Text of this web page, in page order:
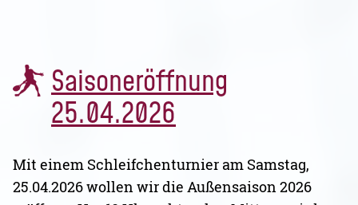
Saisoneröffnung
25.04.2026
Mit einem Schleifchenturnier am Samstag,
25.04.2026 wollen wir die Außensaison 2026